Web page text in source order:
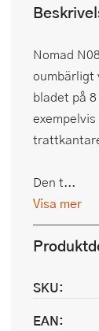
Nomad
oumbärligt
bladet på
Den t...
Visa mer
SKU:
EAN: